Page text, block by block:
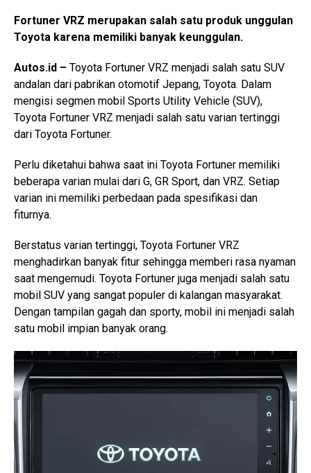
Fortuner VRZ merupakan salah satu produk unggulan
Toyota karena memiliki banyak keunggulan.
Autos.id – Toyota Fortuner VRZ menjadi salah satu SUV
andalan dari pabrikan otomotif Jepang, Toyota. Dalam
mengisi segmen mobil Sports Utility Vehicle (SUV),
Toyota Fortuner VRZ menjadi salah satu varian tertinggi
dari Toyota Fortuner.
Perlu diketahui bahwa saat ini Toyota Fortuner memiliki
beberapa varian mulai dari G, GR Sport, dan VRZ. Setiap
varian ini memiliki perbedaan pada spesifikasi dan
fiturnya.
Berstatus varian tertinggi, Toyota Fortuner VRZ
menghadirkan banyak fitur sehingga memberi rasa nyaman
saat mengemudi. Toyota Fortuner juga menjadi salah satu
mobil SUV yang sangat populer di kalangan masyarakat.
Dengan tampilan gagah dan sporty, mobil ini menjadi salah
satu mobil impian banyak orang.